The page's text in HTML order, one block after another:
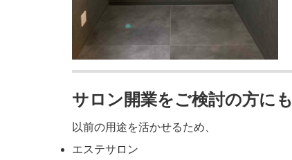
サロン開業をご検討の方に
以前の用途を活かせるため、
エステサロン